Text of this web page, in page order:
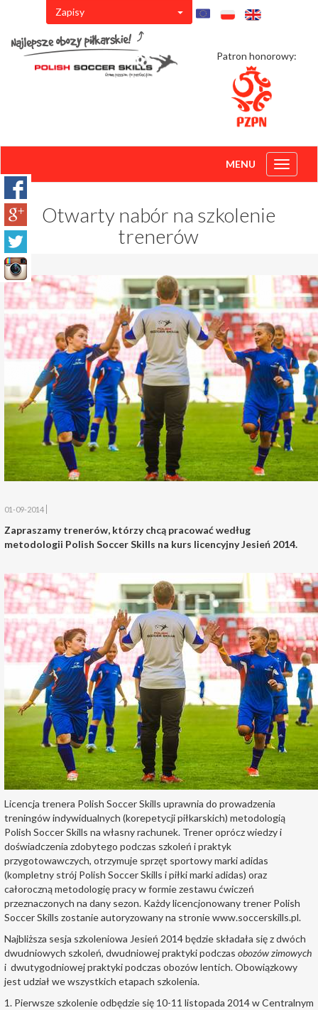
Zapisy
Patron honorowy:
Toggle
MENU
Otwarty nabór na szkolenie
trenerów
01-09-2014
Zapraszamy trenerów, którzy chcą pracować według
metodologii Polish Soccer Skills na kurs licencyjny Jesień 2014.
Licencja trenera Polish Soccer Skills uprawnia do prowadzenia
treningów indywidualnych (korepetycji piłkarskich) metodologią
Polish Soccer Skills na własny rachunek. Trener oprócz wiedzy i
doświadczenia zdobytego podczas szkoleń i praktyk
przygotowawczych, otrzymuje sprzęt sportowy marki adidas
(kompletny strój Polish Soccer Skills i piłki marki adidas) oraz
całoroczną metodologię pracy w formie zestawu ćwiczeń
przeznaczonych na dany sezon. Każdy licencjonowany trener Polish
Soccer Skills zostanie autoryzowany na stronie www.soccerskills.pl.
Najbliższa sesja szkoleniowa Jesień 2014 będzie składała się z dwóch
dwudniowych szkoleń, dwudniowej praktyki podczas obozów zimowych
i dwutygodniowej praktyki podczas obozów lentich. Obowiązkowy
jest udział we wszystkich etapach szkolenia.
1. Pierwsze szkolenie odbędzie się 10-11 listopada 2014 w Centralnym